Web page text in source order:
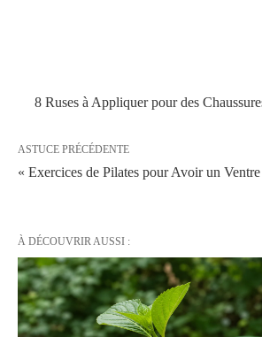
8 Ruses à Appliquer pour des
ASTUCE PRÉCÉDENTE
« Exercices de Pilates pour Avoir un
À DÉCOUVRIR AUSSI :